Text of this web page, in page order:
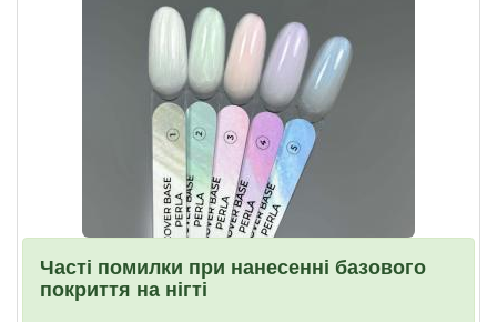
Часті помилки при нанесенні базового
покриття на нігті